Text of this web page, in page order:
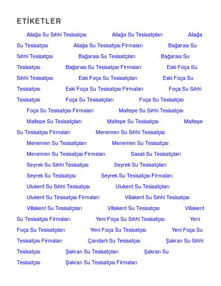
ETIKETLER
Aliağa Su Sıhhi Tesisatçısı Aliağa Su Tesisatçıları
Aliağa
Su Tesisatçısı
Aliağa Su Tesisatçısı Firmaları
Bağarası Su
Sıhhi Tesisatçısı
Bağarası Su Tesisatçıları
Bağarası Su
Tesisatçısı
Bağarası Su Tesisatçısı Firmaları
Eski Foça Su
Sıhhi Tesisatçısı
Eski Foça Su Tesisatçıları
Eski Foça Su
Tesisatçısı
Eski Foça Su Tesisatçısı Firmaları
Foça Su Sıhhi
Tesisatçısı
Foça Su Tesisatçıları
Foça Su Tesisatçısı
Foça Su Tesisatçısı Firmaları
Maltepe Su Sıhhi Tesisatçısı
Maltepe Su Tesisatçıları
Maltepe Su Tesisatçısı
Maltepe
Su Tesisatçısı Firmaları
Menemen Su Sıhhi Tesisatçısı
Menemen Su Tesisatçıları
Menemen Su Tesisatçısı
Menemen Su Tesisatçısı Firmaları
Sasalı Su Tesisatçıları
Seyrek Su Sıhhi Tesisatçısı
Seyrek Su Tesisatçıları
Seyrek Su Tesisatçısı
Seyrek Su Tesisatçısı Firmaları
Ulukent Su Sıhhi Tesisatçısı
Ulukent Su Tesisatçıları
Ulukent Su Tesisatçısı Firmaları
Villakent Su Sıhhi Tesisatçısı
Villakent Su Tesisatçıları
Villakent Su Tesisatçısı
Villakent
Su Tesisatçısı Firmaları
Yeni Foça Su Sıhhi Tesisatçısı
Yeni
Foça Su Tesisatçıları
Yeni Foça Su Tesisatçısı
Yeni Foça Su
Tesisatçısı Firmaları
Çandarlı Su Tesisatçısı
Şakran Su Sıhhi
Tesisatçısı
Şakran Su Tesisatçıları
Şakran Su
Tesisatçısı
Şakran Su Tesisatçısı Firmaları